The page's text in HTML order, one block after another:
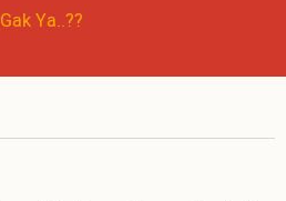
Ya..??